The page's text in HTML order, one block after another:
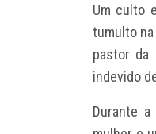
Um culto
tumulto
pastor da
indevido
Durante